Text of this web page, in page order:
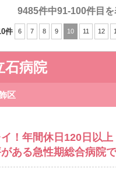
9485件中91-100件目を
件 6 7 8 9 10 11 12
石病院
区
イ！年間休日120日以
ある急性期総合病院で